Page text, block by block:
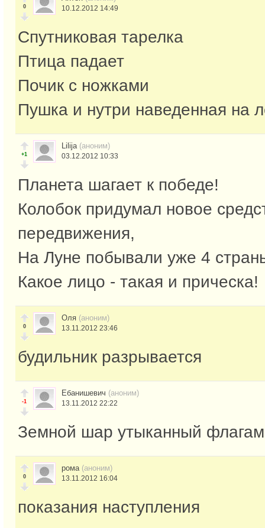
0 10.12.2012 14:49
Спутниковая тарелка
Птица падает
Почик с ножками
Пушка и нутри наведенная на
+1
Lilija (аноним)
03.12.2012 10:33
Планета шагает к победе!
Колобок придумал новое
передвижения,
На Луне побывали уже 4
Какое лицо - такая и прическа!
0
Оля (аноним)
13.11.2012 23:46
будильник разрывается
-1
Ебанишевич (аноним)
13.11.2012 22:22
Земной шар утыканный
0
рома (аноним)
13.11.2012 16:04
показания наступления